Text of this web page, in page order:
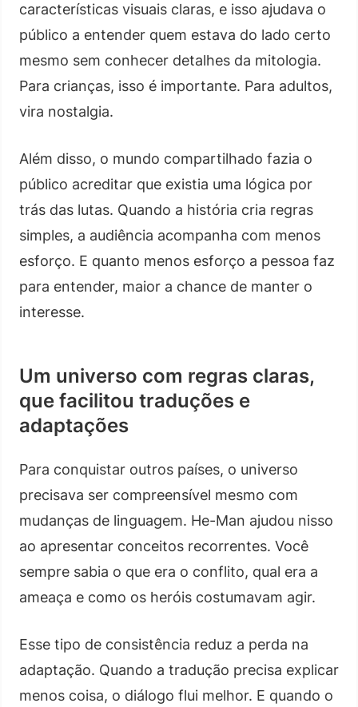
características visuais claras, e isso ajudava o
público a entender quem estava do lado certo
mesmo sem conhecer detalhes da mitologia.
Para crianças, isso é importante. Para adultos,
vira nostalgia.
Além disso, o mundo compartilhado fazia o
público acreditar que existia uma lógica por
trás das lutas. Quando a história cria regras
simples, a audiência acompanha com menos
esforço. E quanto menos esforço a pessoa faz
para entender, maior a chance de manter o
interesse.
Um universo com regras claras,
que facilitou traduções e
adaptações
Para conquistar outros países, o universo
precisava ser compreensível mesmo com
mudanças de linguagem. He-Man ajudou nisso
ao apresentar conceitos recorrentes. Você
sempre sabia o que era o conflito, qual era a
ameaça e como os heróis costumavam agir.
Esse tipo de consistência reduz a perda na
adaptação. Quando a tradução precisa explicar
menos coisa, o diálogo flui melhor. E quando o